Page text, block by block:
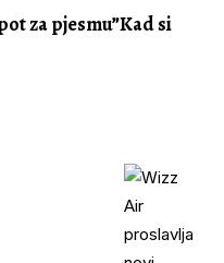
za pjesmu”Kad si